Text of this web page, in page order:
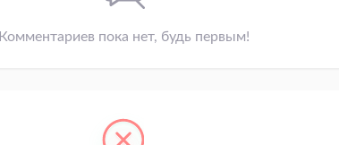
Комментариев пока нет, будь первым!